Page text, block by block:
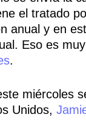
el tratado
anual y en
Eso es
.
miércoles
Unidos,